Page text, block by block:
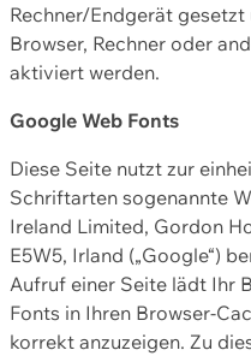
Rechner/Endgerät
Browser, Rechner oder
aktiviert werden.
Google Web Fonts
Diese Seite nutzt zur
Schriftarten sogenannte
Ireland Limited, Gordon
E5W5, Irland („Google“)
Aufruf einer Seite lädt Ihr
Fonts in Ihren Browser-
korrekt anzuzeigen. Zu